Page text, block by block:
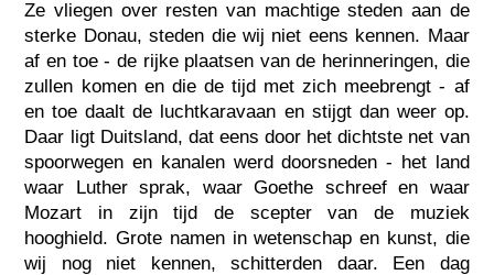
Ze vliegen over resten van machtige steden aan de
sterke Donau, steden die wij niet eens kennen. Maar
af en toe - de rijke plaatsen van de herinneringen, die
zullen komen en die de tijd met zich meebrengt - af
en toe daalt de luchtkaravaan en stijgt dan weer op.
Daar ligt Duitsland, dat eens door het dichtste net van
spoorwegen en kanalen werd doorsneden - het land
waar Luther sprak, waar Goethe schreef en waar
Mozart in zijn tijd de scepter van de muziek
hooghield. Grote namen in wetenschap en kunst, die
wij nog niet kennen, schitterden daar. Een dag